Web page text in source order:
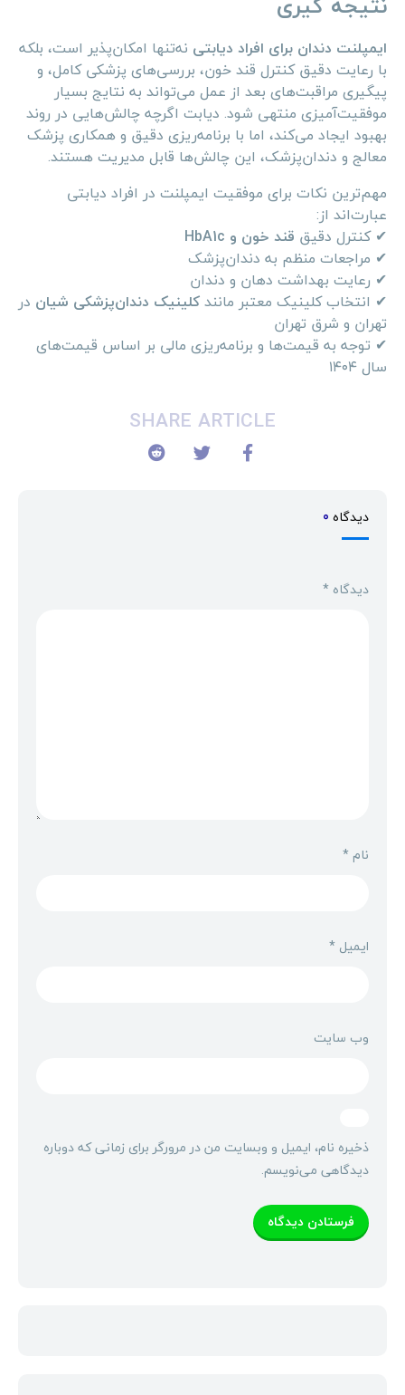
ایمپلنت دندان برای افراد دیابتی نه‌تنها امکان‌پذیر است، بلکه
با رعایت دقیق کنترل قند خون، بررسی‌های پزشکی کامل، و
پیگیری مراقبت‌های بعد از عمل می‌تواند به نتایج بسیار
موفقیت‌آمیزی منتهی شود. دیابت اگرچه چالش‌هایی در روند
بهبود ایجاد می‌کند، اما با برنامه‌ریزی دقیق و همکاری پزشک
معالج و دندان‌پزشک، این چالش‌ها قابل مدیریت هستند.
مهم‌ترین نکات برای موفقیت ایمپلنت در افراد دیابتی
عبارت‌اند از:
✔ کنترل دقیق قند خون و HbA1c
✔ مراجعات منظم به دندان‌پزشک
✔ رعایت بهداشت دهان و دندان
✔ انتخاب کلینیک معتبر مانندکلینیک دندان‌پزشکی شیان در
تهران و شرق تهران
✔ توجه به قیمت‌ها و برنامه‌ریزی مالی بر اساس قیمت‌های
سال ۱۴۰۴
SHARE ARTICLE
دیدگاه 0
دیدگاه *
نام*
ایمیل *
وب‌ سایت
ذخیره نام، ایمیل و وبسایت من در مرورگر برای زمانی که دوباره
دیدگاهی می‌نویسم.